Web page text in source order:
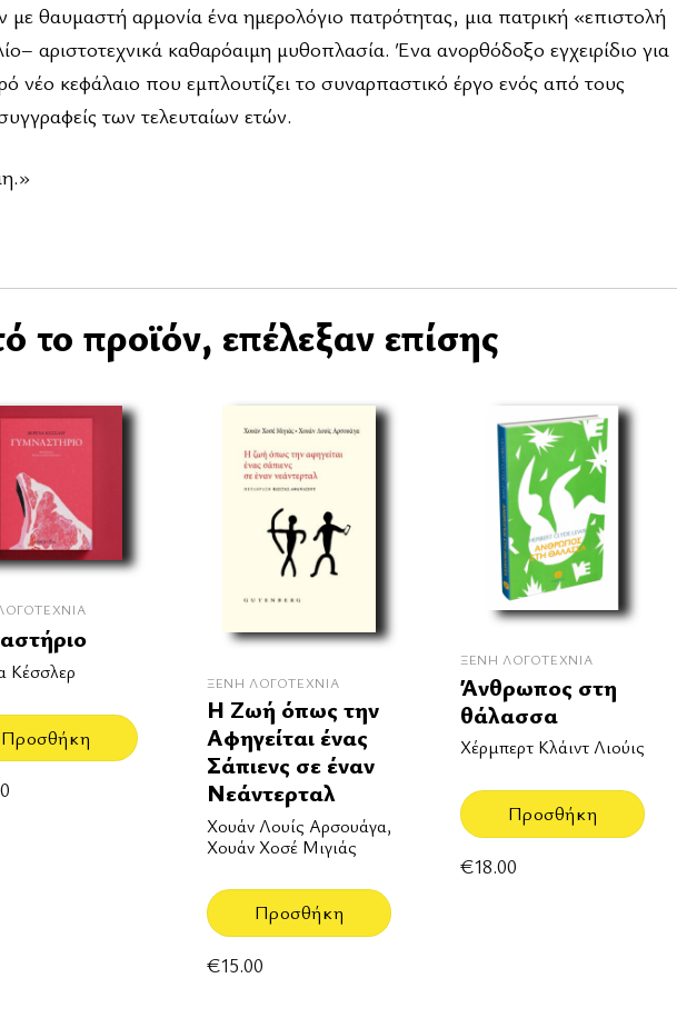
θαυμαστή αρμονία ένα ημερολόγιο πατρότητας, μια πατρική «επιστολή
αριστοτεχνικά καθαρόαιμη μυθοπλασία. Ένα ανορθόδοξο εγχειρίδιο για
νέο κεφάλαιο που εμπλουτίζει το συναρπαστικό έργο ενός από τους
των τελευταίων ετών.
προϊόν, επέλεξαν επίσης
Κέσσλερ
Προσθήκη
ΞΈΝΗ ΛΟΓΟΤΕΧΝΊΑ
Η Ζωή όπως την
Αφηγείται ένας
Σάπιενς σε έναν
Νεάντερταλ
Χουάν Λουίς Αρσουάγα,
Χουάν Χοσέ Μιγιάς
Προσθήκη
€15.00
ΞΈΝΗ ΛΟΓΟΤΕΧΝΊΑ
Άνθρωπος στη
θάλασσα
Χέρμπερτ Κλάιντ Λιούις
Προσθήκη
€18.00